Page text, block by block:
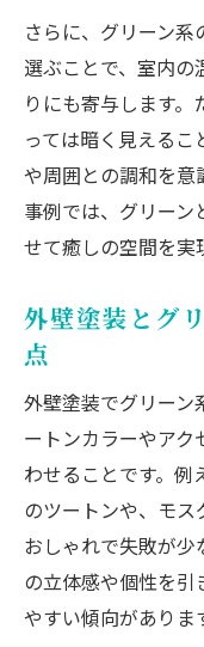
訣
グリーン外壁
外壁塗装
工夫
グリーン
外壁塗装
外壁塗装
グリーン
るアイデア
外壁塗装の色
外壁塗装
グリーン
び
外壁塗装
さらに、グリーン
選ぶことで、室内の
りにも寄与します
っては暗く見える
や周囲との調和を意
事例では、グリー
せて癒しの空間を実
外壁塗装とグ
点
外壁塗装でグリーン
ートンカラーやア
わせることです。例
のツートンや、モス
おしゃれで失敗が
の立体感や個性を引
やすい傾向がありま